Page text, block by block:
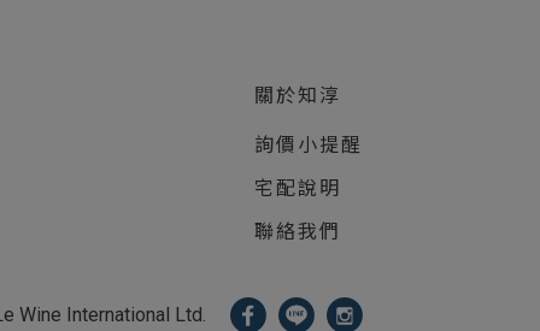
關於知淳
詢價小提醒
宅配說明
聯絡我們
Wine International Ltd.